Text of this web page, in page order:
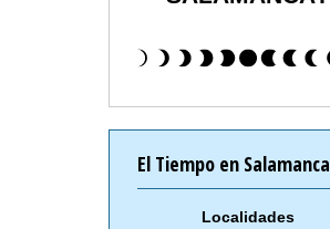
El Tiempo en Salamanca
Localidades